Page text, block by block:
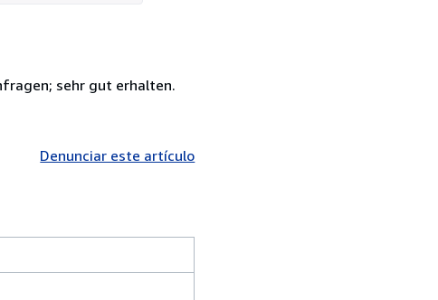
sehr gut erhalten.
Denunciar este artículo